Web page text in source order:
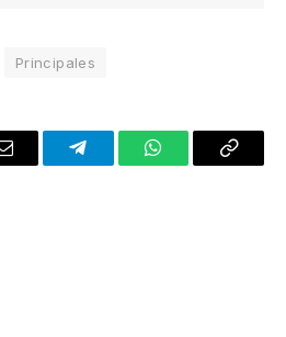
Principales
Email TelegramWhatsAppCopy